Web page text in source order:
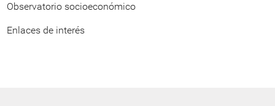
Observatorio socioeconómico
Enlaces de interés